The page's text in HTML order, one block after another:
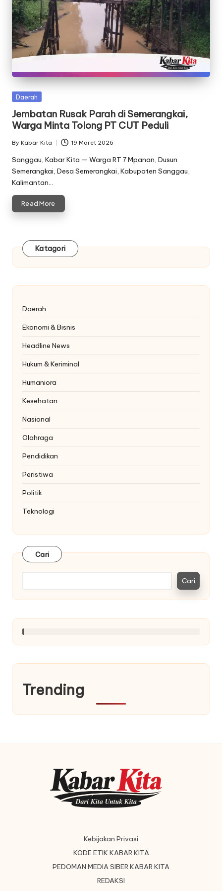
Posted
Daerah
Jembatan Rusak Parah di Semerangkai,
Warga Minta Tolong PT CUT Peduli
Posted
by
By Kabar Kita 19 Maret 2026
Sanggau, Kabar Kita — Warga RT 7 Mpanan, Dusun
Semerangkai, Desa Semerangkai, Kabupaten Sanggau,
Kalimantan…
Read More
Katagori
Daerah
Ekonomi & Bisnis
Headline News
Hukum & Keriminal
Humaniora
Kesehatan
Nasional
Olahraga
Pendidikan
Peristiwa
Politik
Teknologi
Cari
Cari
Trending
Kebijakan Privasi
KODE ETIK KABAR KITA
PEDOMAN MEDIA SIBER KABAR KITA
REDAKSI